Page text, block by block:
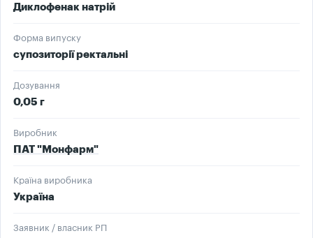
Диклофенак натрій
Форма випуску
супозиторії ректальні
Дозування
0,05 г
Виробник
ПАТ "Монфарм"
Країна виробника
Україна
Заявник / власник РП